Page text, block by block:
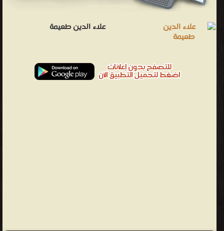
علاء الدين طعيمة